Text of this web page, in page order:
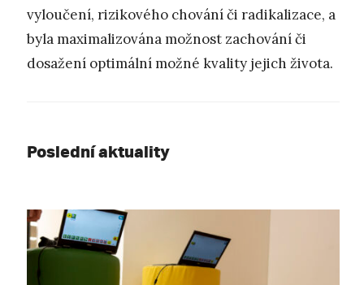
vyloučení, rizikového chování či radikalizace, a
byla maximalizována možnost zachování či
dosažení optimální možné kvality jejich života.
Poslední aktuality